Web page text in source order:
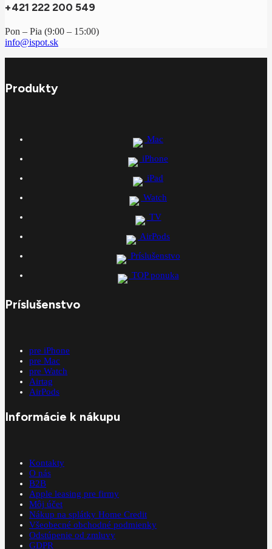
+421 222 200 549
Pon – Pia (9:00 – 15:00)
info@ispot.sk
Produkty
Mac
iPhone
iPad
Watch
TV
AirPods
Príslušenstvo
TOP ponuka
Príslušenstvo
pre iPhone
pre Mac
pre Watch
Airtag
AirPods
Informácie k nákupu
Kontakty
O nás
B2B
Apple leasing pre firmy
Môj účet
Nákup na splátky Home Credit
Všeobecné obchodné podmienky
Odstúpenie od zmluvy
GDPR